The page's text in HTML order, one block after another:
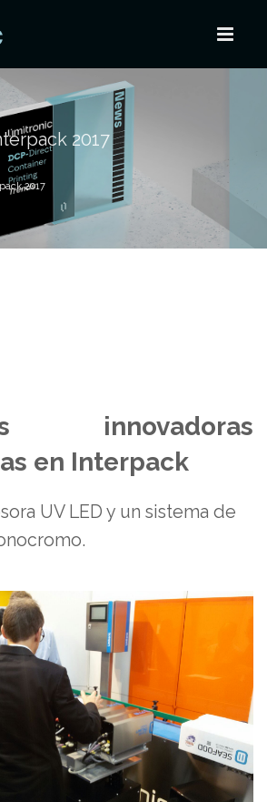
2017
2017
innovadoras
en Interpack
UV LED y un sistema de